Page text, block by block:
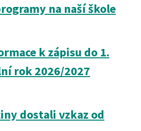
na naší škole
k zápisu do 1.
rok 2026/2027
dostali vzkaz od